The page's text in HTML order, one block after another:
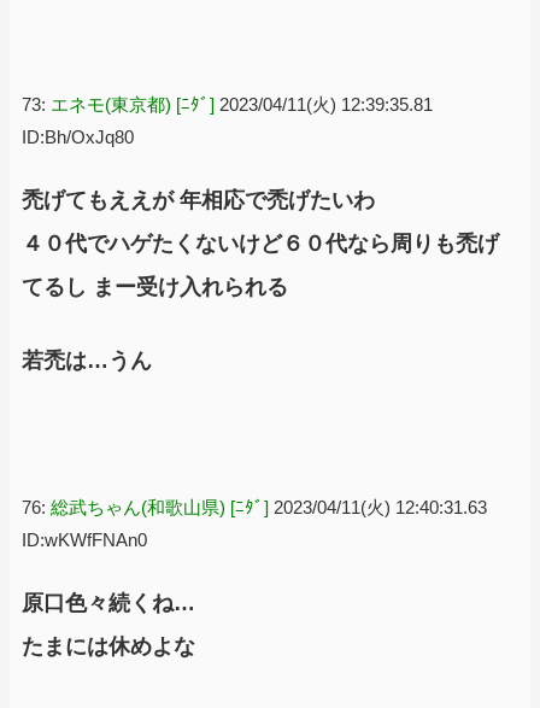
73: エネモ(東京都) [ﾆﾀﾞ] 2023/04/11(火) 12:39:35.81
ID:Bh/OxJq80
禿げてもええが 年相応で禿げたいわ
４０代でハゲたくないけど６０代なら周りも禿げ
てるし まー受け入れられる
若禿は…うん
76: 総武ちゃん(和歌山県) [ﾆﾀﾞ] 2023/04/11(火) 12:40:31.63
ID:wKWfFNAn0
原口色々続くね…
たまには休めよな